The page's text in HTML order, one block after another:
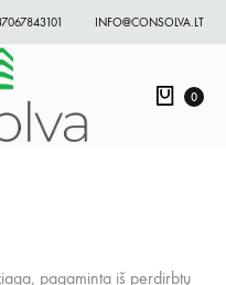
INFO@CONSOLVA.LT
0
pagaminta iš perdirbtų